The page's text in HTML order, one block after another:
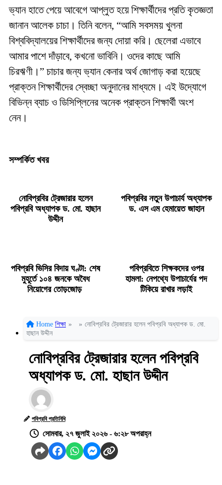
ভ্যান হাতে পেয়ে আবেগে আপ্লুত হয়ে শিক্ষার্থীদের প্রতি কৃতজ্ঞতা
জানান আলেক চাচা। তিনি বলেন, “আমি সবসময় খুলনা
বিশ্ববিদ্যালয়ের শিক্ষার্থীদের জন্য দোয়া করি। ছেলেরা এভাবে
আমার পাশে দাঁড়াবে, কখনো ভাবিনি। ওদের কাছে আমি
চিরঋণী।” চাচার জন্য ভ্যান কেনার অর্থ জোগাড় করা হয়েছে
প্রাক্তন শিক্ষার্থীদের স্বেচ্ছা অনুদানের মাধ্যমে। এই উদ্যোগে
বিভিন্ন ব্যাচ ও ডিসিপ্লিনের অনেক প্রাক্তন শিক্ষার্থী অংশ
নেন।
সম্পর্কিত খবর
নোবিপ্রবির ট্রেজারার হলেন
পবিপ্রবি অধ্যাপক ড. মো. হাছান
উদ্দীন
পবিপ্রবির নতুন উপাচার্য অধ্যাপক
ড. এস এম হেমায়েত জাহান
পবিপ্রবি ভিসির বিদায় ঘণ্টা: শেষ
মুহূর্তে ১০৪ জনকে অবৈধ
নিয়োগের তোড়জোড়
পবিপ্রবিতে শিক্ষকদের ওপর
হামলা: নেপথ্যে উপাচার্যের পদ
টিকিয়ে রাখার লড়াই
Home শিক্ষা » » নোবিপ্রবির ট্রেজারার হলেন পবিপ্রবি অধ্যাপক ড. মো.
হাছান উদ্দীন
নোবিপ্রবির ট্রেজারার হলেন পবিপ্রবি
অধ্যাপক ড. মো. হাছান উদ্দীন
পবিপ্রবি প্রতিনিধি
সোমবার, ২৭ জুলাই ২০২৬ - ৬:২৮ অপরাহ্ন